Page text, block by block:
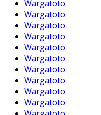
Wargatoto
Wargatoto
Wargatoto
Wargatoto
Wargatoto
Wargatoto
Wargatoto
Wargatoto
Wargatoto
Wargatoto